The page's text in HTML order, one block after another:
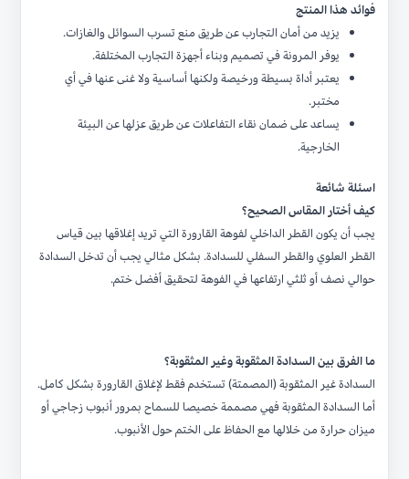
فوائد هذا المنتج
يزيد من أمان التجارب عن طريق منع تسرب السوائل والغازات.
يوفر المرونة في تصميم وبناء أجهزة التجارب المختلفة.
يعتبر أداة بسيطة ورخيصة ولكنها أساسية ولا غنى عنها في أي
مختبر.
يساعد على ضمان نقاء التفاعلات عن طريق عزلها عن البيئة
الخارجية.
اسئلة شائعة
كيف أختار المقاس الصحيح؟
يجب أن يكون القطر الداخلي لفوهة القارورة التي تريد إغلاقها بين قياس
القطر العلوي والقطر السفلي للسدادة. بشكل مثالي يجب أن تدخل السدادة
حوالي نصف أو ثلثي ارتفاعها في الفوهة لتحقيق أفضل ختم.
ما الفرق بين السدادة المثقوبة وغير المثقوبة؟
السدادة غير المثقوبة (المصمتة) تستخدم فقط لإغلاق القارورة بشكل كامل.
أما السدادة المثقوبة فهي مصممة خصيصا للسماح بمرور أنبوب زجاجي أو
ميزان حرارة من خلالها مع الحفاظ على الختم حول الأنبوب.